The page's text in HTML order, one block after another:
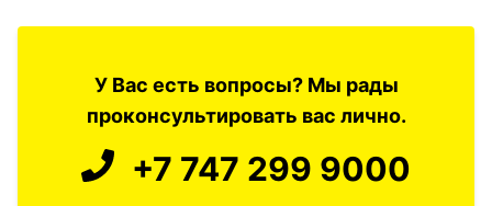
У Вас есть вопросы? Мы рады
проконсультировать вас лично.
+7 747 299 9000